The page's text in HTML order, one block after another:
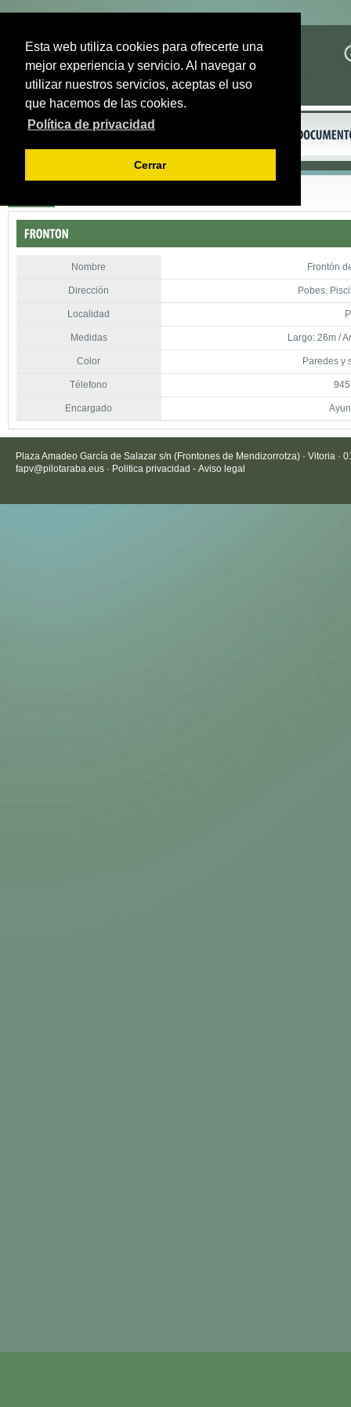
Esta web utiliza cookies para ofrecerte una
mejor experiencia y servicio. Al navegar o
utilizar nuestros servicios, aceptas el uso
que hacemos de las cookies.
Política de privacidad
Cerrar
Nombre Frontón
Dirección Pobes.
Localidad
Medidas Largo: 26m /
Color Paredes y
Télefono
Encargado
Plaza Amadeo García de Salazar s/n (Frontones de Mendizorrotza) · Vitoria ·
fapv@pilotaraba.eus · Politica privacidad - Aviso legal